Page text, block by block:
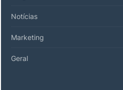
Notícias
Marketing
Geral